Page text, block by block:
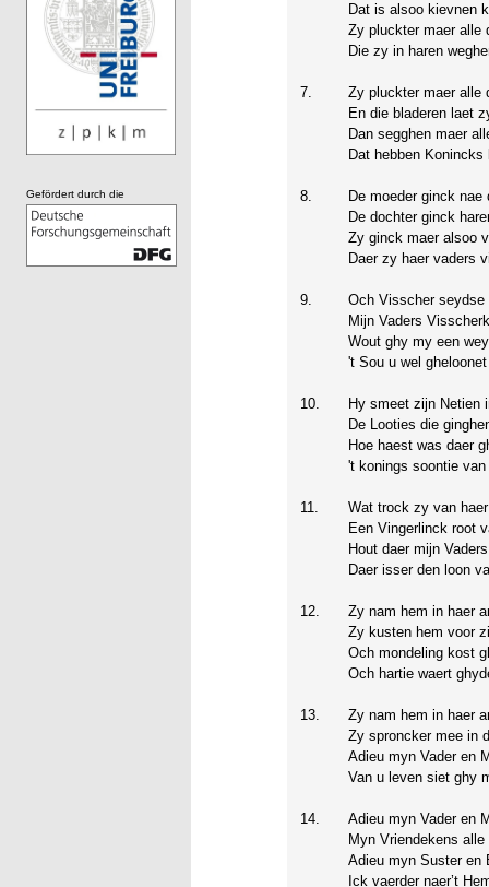
Dat is alsoo kievnen
Zy pluckter maer alle
Die zy in haren
7.
Zy pluckter maer alle
En die bladeren laet
Dan segghen maer
Dat hebben Konincks
8.
De moeder ginck
De dochter ginck
Zy ginck maer alsoo
Daer zy haer vaders
9.
Och Visscher
Mijn Vaders
Wout ghy my een
't Sou u wel
10.
Hy smeet zijn Netien
De Looties die
Hoe haest was daer
't konings soontie
11.
Wat trock zy van
Een Vingerlinck root
Hout daer mijn
Daer isser den loon
12.
Zy nam hem in haer
Zy kusten hem voor
Och mondeling kost
Och hartie waert
13.
Zy nam hem in haer
Zy sproncker mee in
Adieu myn Vader en
Van u leven siet ghy
14.
Adieu myn Vader en
Myn Vriendekens
Adieu myn Suster en
Ick vaerder naer’t
Gefördert durch die